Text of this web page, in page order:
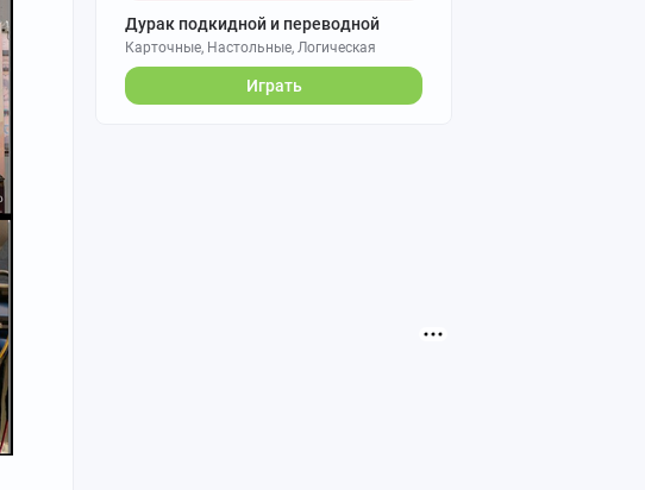
Дурак подкидной и переводной
Карточные, Настольные, Логическая
Играть